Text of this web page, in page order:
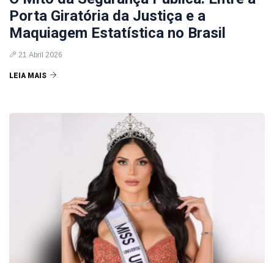
Porta Giratória da Justiça e a
Maquiagem Estatística no Brasil
21 Abril 2026
LEIA MAIS